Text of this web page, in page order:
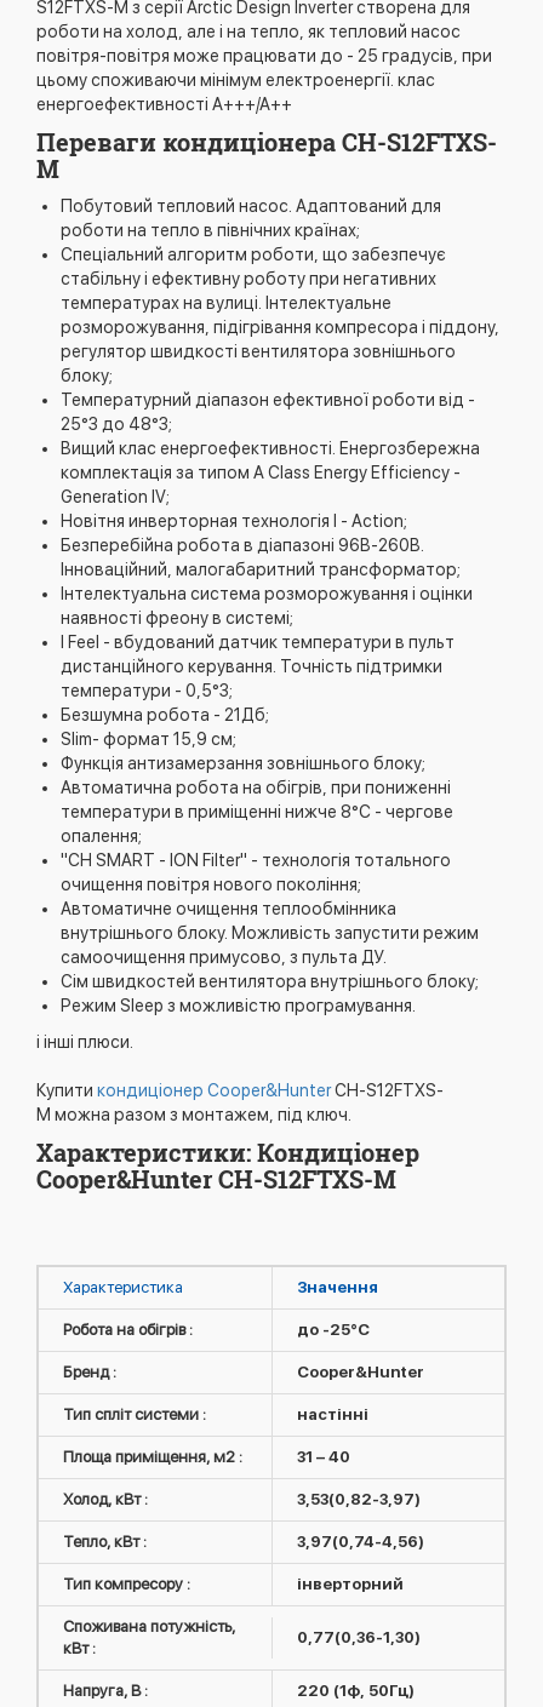
S12FTXS-M з серії Arctic Design Inverter створена для
роботи на холод, але і на тепло, як тепловий насос
повітря-повітря може працювати до - 25 градусів, при
цьому споживаючи мінімум електроенергії. клас
енергоефективності А+++/А++
Переваги кондиціонера CH-S12FTXS-
M
Побутовий тепловий насос. Адаптований для
роботи на тепло в північних країнах;
Спеціальний алгоритм роботи, що забезпечує
стабільну і ефективну роботу при негативних
температурах на вулиці. Інтелектуальне
розморожування, підігрівання компресора і піддону,
регулятор швидкості вентилятора зовнішнього
блоку;
Температурний діапазон ефективної роботи від -
25°З до 48°З;
Вищий клас енергоефективності. Енергозбережна
комплектація за типом A Class Energy Efficiency -
Generation IV;
Новітня инверторная технологія I - Action;
Безперебійна робота в діапазоні 96В-260В.
Інноваційний, малогабаритний трансформатор;
Інтелектуальна система розморожування і оцінки
наявності фреону в системі;
I Feel - вбудований датчик температури в пульт
дистанційного керування. Точність підтримки
температури - 0,5°З;
Безшумна робота - 21Дб;
Slim- формат 15,9 см;
Функція антизамерзання зовнішнього блоку;
Автоматична робота на обігрів, при пониженні
температури в приміщенні нижче 8°C - чергове
опалення;
"CH SMART - ION Filter" - технологія тотального
очищення повітря нового покоління;
Автоматичне очищення теплообмінника
внутрішнього блоку. Можливість запустити режим
самоочищення примусово, з пульта ДУ.
Сім швидкостей вентилятора внутрішнього блоку;
Режим Sleep з можливістю програмування.
і інші плюси.
Купити кондиціонер Cooper&HunterCH-S12FTXS-
M можна разом з монтажем, під ключ.
Характеристики: Кондиціонер
Cooper&Hunter CH-S12FTXS-M
Характеристика Значення
Робота на обігрів : до -25°C
Бренд : Cooper&Hunter
Тип спліт системи : настінні
Площа приміщення, м2 : 31 – 40
Холод, кВт : 3,53(0,82-3,97)
Тепло, кВт : 3,97(0,74-4,56)
Тип компресору : інверторний
Споживана потужність,
кВт :
0,77(0,36-1,30)
Напруга, В : 220 (1ф, 50Гц)